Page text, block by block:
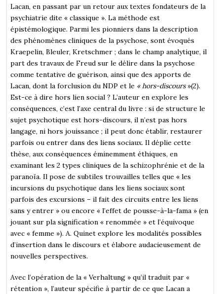
Lacan, en passant par un retour aux textes fondateurs de la
psychiatrie dite « classique ». La méthode est
épistémologique. Parmi les pionniers dans la description
des phénomènes cliniques de la psychose, sont évoqués
Kraepelin, Bleuler, Kretschmer ; dans le champ analytique, il
part des travaux de Freud sur le délire dans la psychose
comme tentative de guérison, ainsi que des apports de
Lacan, dont la forclusion du NDP et le « hors-discours »(2).
Est-ce à dire hors lien social ? L’auteur en explore les
conséquences, c’est l’axe central du livre : si de structure le
sujet psychotique est hors-discours, il n’est pas hors
langage, ni hors jouissance ; il peut donc établir, restaurer
parfois ou entrer dans des liens sociaux. Il déplie cette
thèse, aux conséquences éminemment éthiques, en
examinant les 2 types cliniques de la schizophrénie et de la
paranoïa. Il pose de subtiles trouvailles telles que « les
incursions du psychotique dans les liens sociaux sont
parfois des excursions – il fait des circuits entre les liens
sans y entrer » ou encore « l’effet de pousse-à-la-fama » (en
jouant sur pla signification « renommée » et l’équivoque
avec « femme »). A. Quinet explore les modalités possibles
d’insertion dans le discours et élabore audacieusement de
nouvelles perspectives.
Avec l’opération de la « Verhaltung » qu’il traduit par «
rétention », l’auteur spécifie à partir de ce que Lacan a